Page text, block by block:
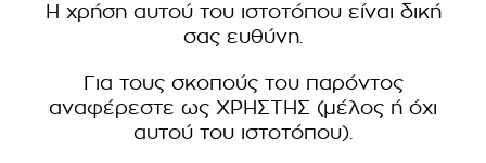
Η χρήση αυτού του ιστοτόπου είναι δική
σας ευθύνη.
Για τους σκοπούς του παρόντος
αναφέρεστε ως ΧΡΗΣΤΗΣ (μέλος ή όχι
αυτού του ιστοτόπου).